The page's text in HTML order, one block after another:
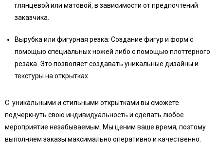
глянцевой или матовой, в зависимости от предпочтений
заказчика.
Вырубка или фигурная резка: Создание фигур и форм с
помощью специальных ножей либо с помощью плоттерного
резака. Это позволяет создавать уникальные дизайны и
текстуры на открытках.
С уникальными и стильными открытками вы сможете
подчеркнуть свою индивидуальность и сделать любое
мероприятие незабываемым. Мы ценим ваше время, поэтому
выполняем заказы максимально оперативно и качественно.